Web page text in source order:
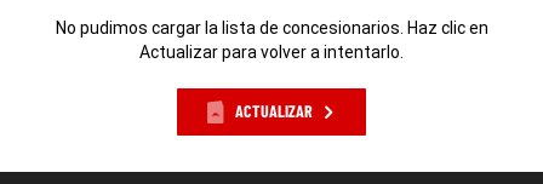
No pudimos cargar la lista de concesionarios. Haz clic en
Actualizar para volver a intentarlo.
ACTUALIZAR